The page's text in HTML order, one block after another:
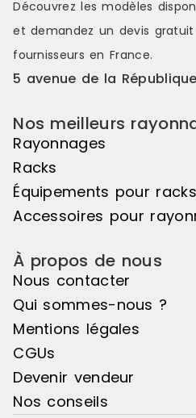
50mm vous offre une
liberté d'utilisation.
que cet élément
autonome, il doit être
ensemble harmonieux.
principale : Noir,
: Bois
Découvrez les modèles
et demandez un devis gratuit
fournisseurs en France.
5 avenue de la République
Nos meilleurs
Rayonnages
Racks
Équipements pour
Accessoires pour
À propos de nous
Nous contacter
Qui sommes-nous ?
Mentions légales
CGUs
Devenir vendeur
Nos conseils